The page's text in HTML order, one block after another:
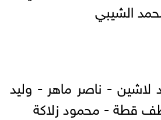
الشيبي
- ناصر ماهر - وليد
قطة - محمود زلاكة